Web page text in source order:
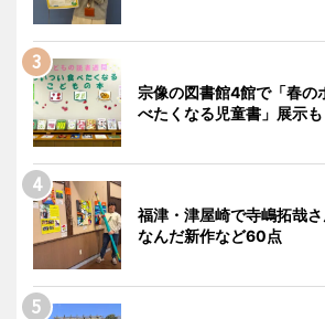
宗像の図書館4館で「春
べたくなる児童書」展示も
福津・津屋崎で寺嶋拓哉
なんだ新作など60点